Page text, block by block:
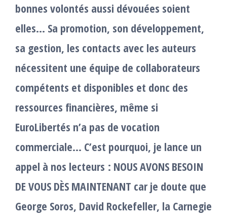
bonnes volontés aussi dévouées soient
elles… Sa promotion, son développement,
sa gestion, les contacts avec les auteurs
nécessitent une équipe de collaborateurs
compétents et disponibles et donc des
ressources financières, même si
EuroLibertés n’a pas de vocation
commerciale… C’est pourquoi, je lance un
appel à nos lecteurs : NOUS AVONS BESOIN
DE VOUS DÈS MAINTENANT car je doute que
George Soros, David Rockefeller, la Carnegie